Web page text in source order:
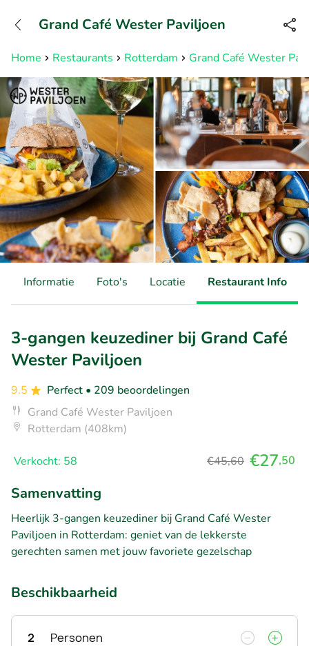
Bereikbaar tot 23:00 uur
Home Restaurants Rotterdam Grand Café Wester
Grand Café Wester Paviljoen
Informatie Foto's Locatie Restaurant Info
3-gangen keuzediner bij Grand Café
Wester Paviljoen
9.5 Perfect • 209 beoordelingen
Grand Café Wester Paviljoen
Rotterdam (408km)
Verkocht: 58 €45,60 €27,50
Samenvatting
Heerlijk 3-gangen keuzediner bij Grand Café Wester
Paviljoen in Rotterdam: geniet van de lekkerste
gerechten samen met jouw favoriete gezelschap
Beschikbaarheid
2 Personen